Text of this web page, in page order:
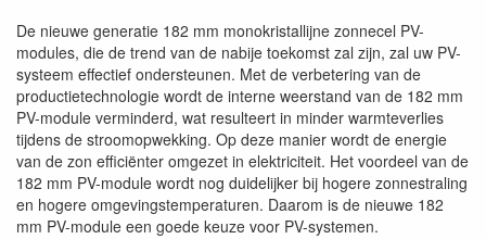
De nieuwe generatie 182 mm monokristallijne zonnecel PV-
modules, die de trend van de nabije toekomst zal zijn, zal uw PV-
systeem effectief ondersteunen. Met de verbetering van de
productietechnologie wordt de interne weerstand van de 182 mm
PV-module verminderd, wat resulteert in minder warmteverlies
tijdens de stroomopwekking. Op deze manier wordt de energie
van de zon efficiënter omgezet in elektriciteit. Het voordeel van de
182 mm PV-module wordt nog duidelijker bij hogere zonnestraling
en hogere omgevingstemperaturen. Daarom is de nieuwe 182
mm PV-module een goede keuze voor PV-systemen.